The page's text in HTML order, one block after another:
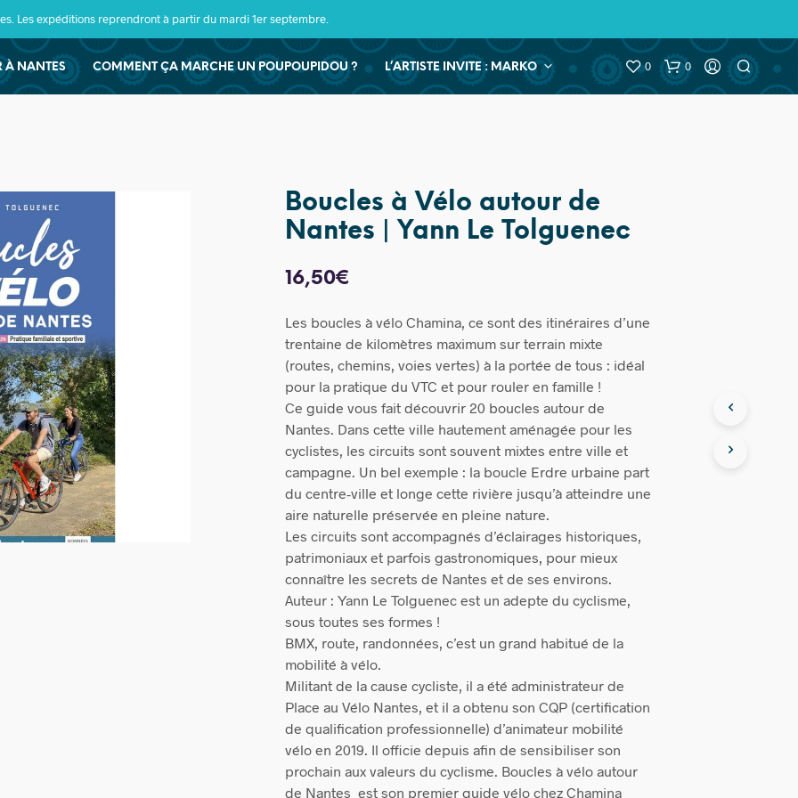
Les expéditions reprendront à partir du mardi 1er septembre.
À NANTES COMMENT ÇA MARCHE UN POUPOUPIDOU ? L’ARTISTE INVITE : MARKO 0 0
Boucles à Vélo autour de
Nantes | Yann Le Tolguenec
16,50€
Les boucles à vélo Chamina, ce sont des itinéraires d’une
trentaine de kilomètres maximum sur terrain mixte
(routes, chemins, voies vertes) à la portée de tous : idéal
pour la pratique du VTC et pour rouler en famille !
Ce guide vous fait découvrir 20 boucles autour de
Nantes. Dans cette ville hautement aménagée pour les
cyclistes, les circuits sont souvent mixtes entre ville et
campagne. Un bel exemple : la boucle Erdre urbaine part
du centre-ville et longe cette rivière jusqu’à atteindre une
aire naturelle préservée en pleine nature.
Les circuits sont accompagnés d’éclairages historiques,
patrimoniaux et parfois gastronomiques, pour mieux
connaître les secrets de Nantes et de ses environs.
Auteur : Yann Le Tolguenec est un adepte du cyclisme,
sous toutes ses formes !
BMX, route, randonnées, c’est un grand habitué de la
mobilité à vélo.
Militant de la cause cycliste, il a été administrateur de
Place au Vélo Nantes, et il a obtenu son CQP (certification
de qualification professionnelle) d’animateur mobilité
vélo en 2019. Il officie depuis afin de sensibiliser son
prochain aux valeurs du cyclisme. Boucles à vélo autour
de Nantes est son premier guide vélo chez Chamina